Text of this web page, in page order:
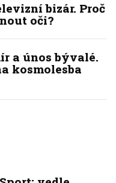
bizár. Proč
oči?
a únos bývalé.
kosmolesba